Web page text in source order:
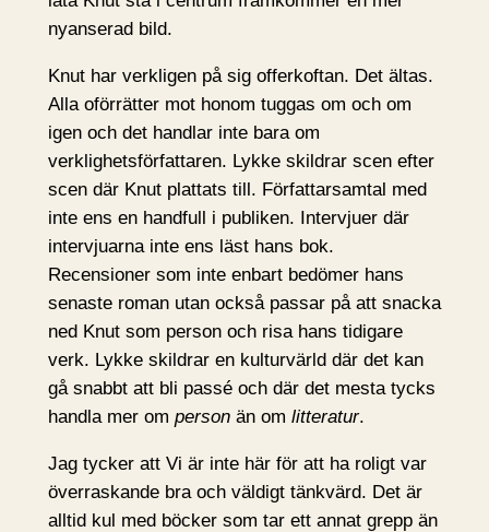
nyanserad bild.
Knut har verkligen på sig offerkoftan. Det ältas.
Alla oförrätter mot honom tuggas om och om
igen och det handlar inte bara om
verklighetsförfattaren. Lykke skildrar scen efter
scen där Knut plattats till. Författarsamtal med
inte ens en handfull i publiken. Intervjuer där
intervjuarna inte ens läst hans bok.
Recensioner som inte enbart bedömer hans
senaste roman utan också passar på att snacka
ned Knut som person och risa hans tidigare
verk. Lykke skildrar en kulturvärld där det kan
gå snabbt att bli passé och där det mesta tycks
handla mer om personän om litteratur.
Jag tycker att Vi är inte här för att ha roligt var
överraskande bra och väldigt tänkvärd. Det är
alltid kul med böcker som tar ett annat grepp än